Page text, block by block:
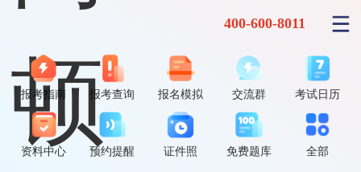
400-600-8011
报考指南 报考查询 报名模拟 交流群 考试日历
资料中心 预约提醒 证件照 免费题库 全部